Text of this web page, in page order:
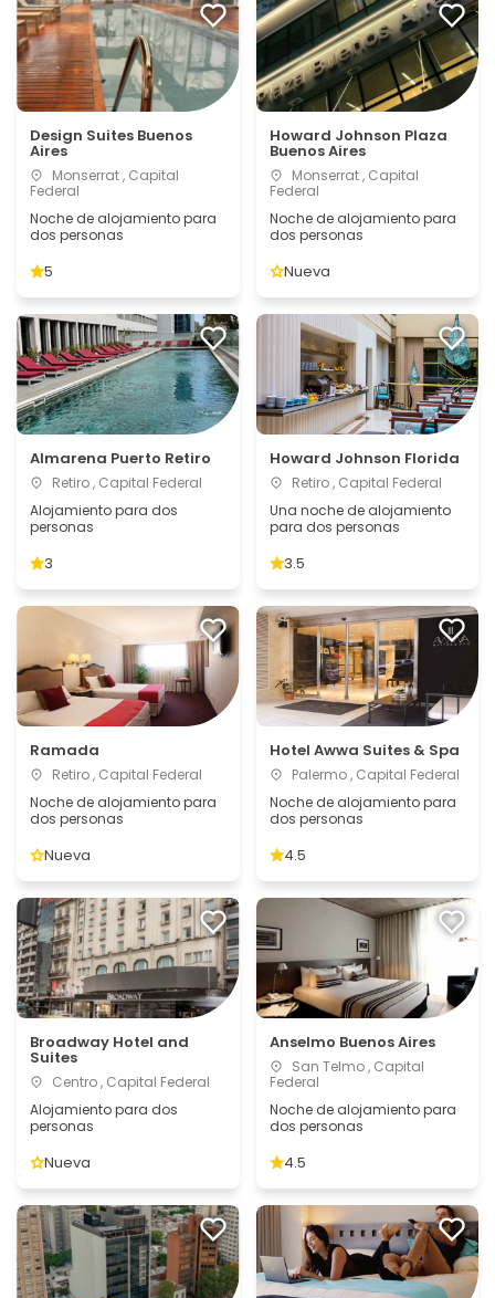
Design Suites Buenos
Aires
Monserrat , Capital
Federal
Noche de alojamiento para
dos personas
5
Howard Johnson Plaza
Buenos Aires
Monserrat , Capital
Federal
Noche de alojamiento para
dos personas
Nueva
Almarena Puerto Retiro
Retiro , Capital Federal
Alojamiento para dos
personas
3
Howard Johnson Florida
Retiro , Capital Federal
Una noche de alojamiento
para dos personas
3.5
Ramada
Retiro , Capital Federal
Noche de alojamiento para
dos personas
Nueva
Hotel Awwa Suites & Spa
Palermo , Capital Federal
Noche de alojamiento para
dos personas
4.5
Broadway Hotel and
Suites
Centro , Capital Federal
Alojamiento para dos
personas
Nueva
Anselmo Buenos Aires
San Telmo , Capital
Federal
Noche de alojamiento para
dos personas
4.5